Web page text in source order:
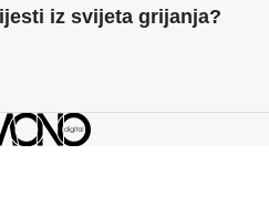
iz svijeta grijanja?